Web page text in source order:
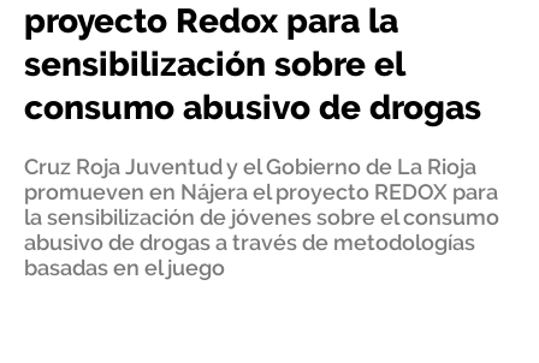
proyecto Redox para la
sensibilización sobre el
consumo abusivo de drogas
Cruz Roja Juventud y el Gobierno de La Rioja
promueven en Nájera el proyecto REDOX para
la sensibilización de jóvenes sobre el consumo
abusivo de drogas a través de metodologías
basadas en el juego